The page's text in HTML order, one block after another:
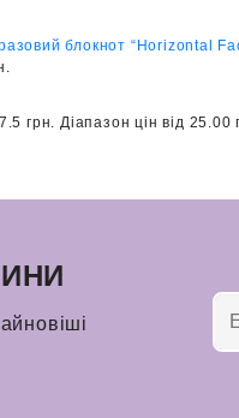
блокнот “Horizontal
грн. Діапазон цін від